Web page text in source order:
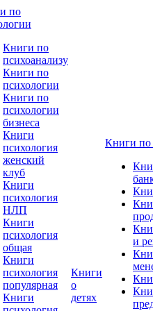
по
Книги по
психоанализу
Книги по
психологии
Книги по
психологии
бизнеса
Книги
психология
женский
клуб
Книги
психология
НЛП
Книги
психология
общая
Книги
психология
популярная
Книги
Книги
о
детях
Книги по
и